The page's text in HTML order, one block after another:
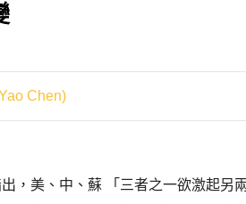
Chen)
，美、中、蘇 「三者之一欲激起